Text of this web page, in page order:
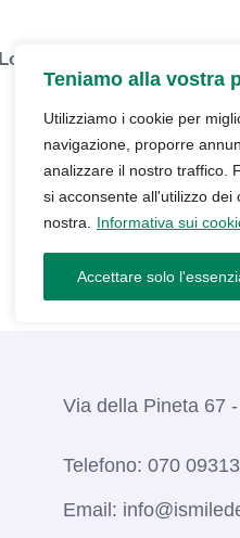
Teniamo alla vostra
Utilizziamo i cookie per
navigazione, proporre
analizzare il nostro traffico.
si acconsente all'utilizzo dei
nostra.
Informativa sui
Accettare solo
Lo Studio
Via della Pineta 67
Telefono: 070
Email: